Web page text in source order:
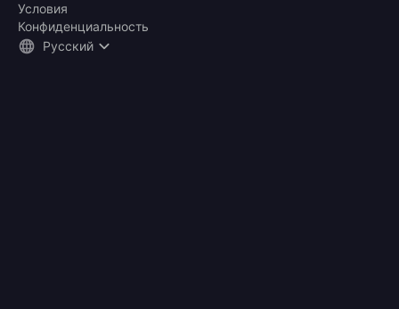
Условия
Конфиденциальность
Русский